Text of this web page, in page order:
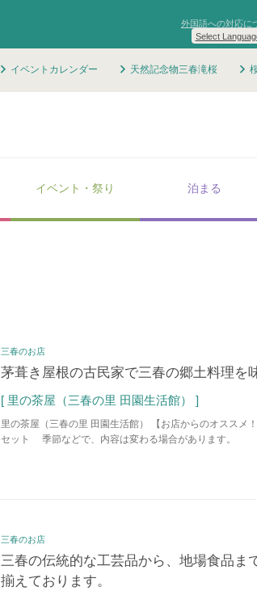
外国語への対応に
Select
イベントカレンダー 天然記念物三春滝桜
イベント・祭り 泊まる
三春のお店
茅葺き屋根の古民家で三春の郷土料理を
[ 里の茶屋（三春の里 田園生活館） ]
里の茶屋（三春の里 田園生活館） 【お店からのオススメ
セット 季節などで、内容は変わる場合があります。
三春のお店
三春の伝統的な工芸品から、地場食品ま
揃えております。